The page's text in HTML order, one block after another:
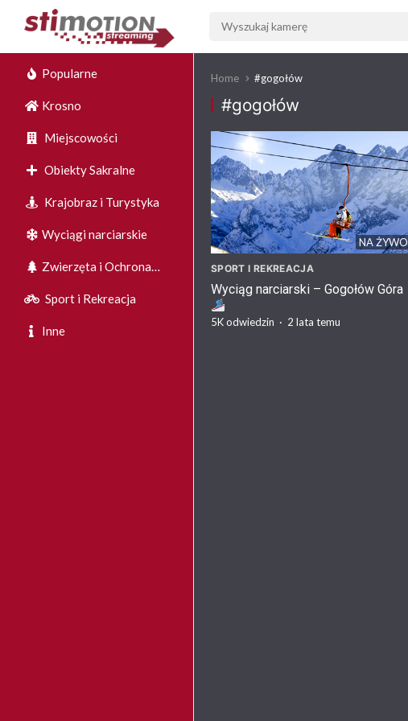
Popularne
Krosno
Miejscowości
Obiekty Sakralne
Krajobraz i Turystyka
Wyciągi narciarskie
Zwierzęta i Ochrona
Środowiska
Sport i Rekreacja
Inne
Home #gogołów
#gogołów
NA ŻYWO
SPORT I REKREACJA
Wyciąg narciarski – Gogołów Góra
5Kodwiedzin · 2 lata temu